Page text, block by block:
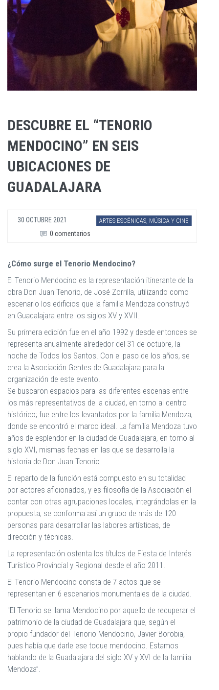
DESCUBRE EL “TENORIO
MENDOCINO” EN SEIS
UBICACIONES DE
GUADALAJARA
30 OCTUBRE 2021 ARTES ESCÉNICAS, MÚSICA Y CINE
0 comentarios
¿Cómo surge el Tenorio Mendocino?
El Tenorio Mendocino es la representación itinerante de la
obra Don Juan Tenorio, de José Zorrilla, utilizando como
escenario los edificios que la familia Mendoza construyó
en Guadalajara entre los siglos XV y XVII.
Su primera edición fue en el año 1992 y desde entonces se
representa anualmente alrededor del 31 de octubre, la
noche de Todos los Santos. Con el paso de los años, se
crea la Asociación Gentes de Guadalajara para la
organización de este evento.
Se buscaron espacios para las diferentes escenas entre
los más representativos de la ciudad, en torno al centro
histórico; fue entre los levantados por la familia Mendoza,
donde se encontró el marco ideal. La familia Mendoza tuvo
años de esplendor en la ciudad de Guadalajara, en torno al
siglo XVI, mismas fechas en las que se desarrolla la
historia de Don Juan Tenorio.
El reparto de la función está compuesto en su totalidad
por actores aficionados, y es filosofía de la Asociación el
contar con otras agrupaciones locales, integrándolas en la
propuesta; se conforma así un grupo de más de 120
personas para desarrollar las labores artísticas, de
dirección y técnicas.
La representación ostenta los títulos de Fiesta de Interés
Turístico Provincial y Regional desde el año 2011.
El Tenorio Mendocino consta de 7 actos que se
representan en 6 escenarios monumentales de la ciudad.
"El Tenorio se llama Mendocino por aquello de recuperar el
patrimonio de la ciudad de Guadalajara que, según el
propio fundador del Tenorio Mendocino, Javier Borobia,
pues había que darle ese toque mendocino. Estamos
hablando de la Guadalajara del siglo XV y XVI de la familia
Mendoza”.